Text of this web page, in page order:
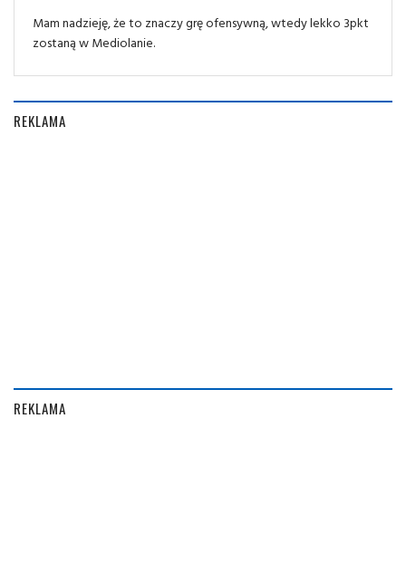
Mam nadzieję, że to znaczy grę ofensywną, wtedy lekko 3pkt
zostaną w Mediolanie.
REKLAMA
REKLAMA